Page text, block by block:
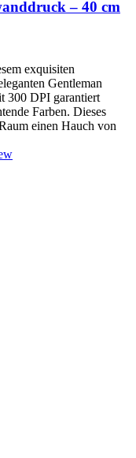
– 40 cm
exquisiten
Gentleman
300 DPI garantiert
Farben. Dieses
einen Hauch von